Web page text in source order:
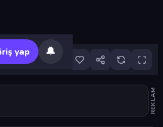
yap 🔔
REKLAM